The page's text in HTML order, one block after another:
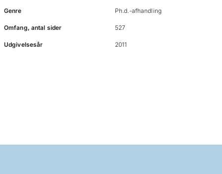
Genre Ph.d.-afhandling
Omfang, antal sider 527
Udgivelsesår 2011